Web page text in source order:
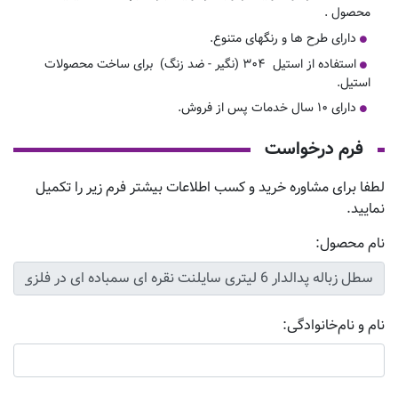
محصول .
دارای طرح ها و رنگهای متنوع.
استفاده از استیل ۳۰۴ (نگیر - ضد زنگ) برای ساخت محصولات
استیل.
دارای ۱۰ سال خدمات پس از فروش.
فرم درخواست
لطفا برای مشاوره خرید و کسب اطلاعات بیشتر فرم زیر را تکمیل
نمایید.
نام محصول:
نام و نام‌خانوادگی: